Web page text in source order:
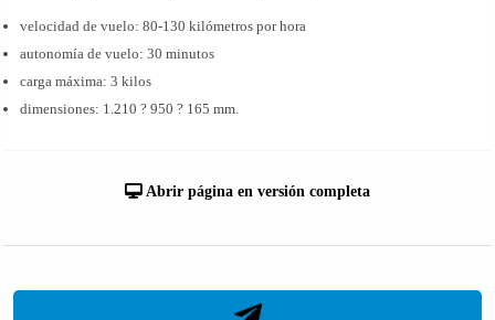
velocidad de vuelo: 80-130 kilómetros por hora
autonomía de vuelo: 30 minutos
carga máxima: 3 kilos
dimensiones: 1.210 ? 950 ? 165 mm.
Abrir página en versión completa